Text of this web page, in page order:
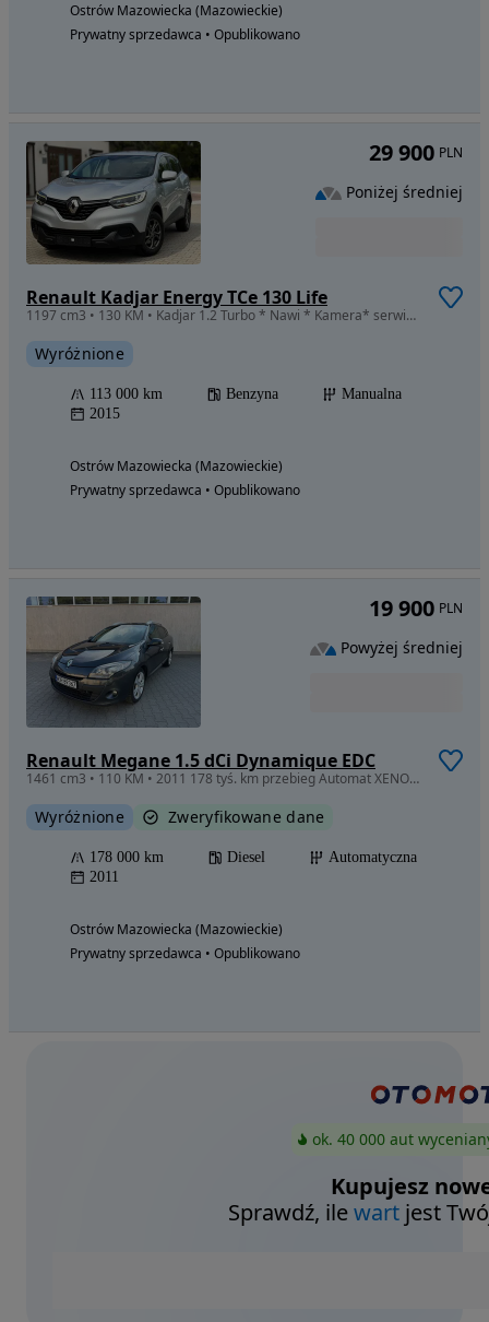
Ostrów Mazowiecka (Mazowieckie)
Prywatny sprzedawca • Opublikowano
Renault Kadjar Energy TCe 130 Life
1197 cm3 • 130 KM • Kadjar 1.2 Turbo * Nawi * Kamera* serwis *Niemcy *
Wyróżnione
113 000 km Benzyna
Manualna
2015
Ostrów Mazowiecka (Mazowieckie)
Prywatny sprzedawca • Opublikowano
29 900 PLN
Poniżej średniej
Renault Megane 1.5 dCi Dynamique EDC
1461 cm3 • 110 KM • 2011 178 tyś. km przebieg Automat XENON Kombi Hak Zarejestrowany
Wyróżnione Zweryfikowane dane
178 000 km Diesel
Automatyczna
2011
Ostrów Mazowiecka (Mazowieckie)
Prywatny sprzedawca • Opublikowano
19 900 PLN
Powyżej średniej
ok. 40 000 aut
Kupujesz
Sprawdź, ilewart jest